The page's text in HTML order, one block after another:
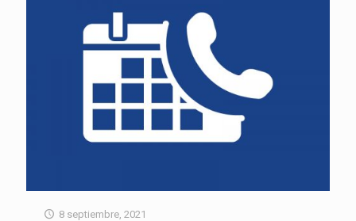
8 septiembre, 2021